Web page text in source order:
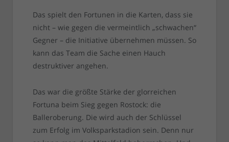
Das spielt den Fortunen in die Karten, dass sie
nicht – wie gegen die vermeintlich „schwachen“
Gegner – die Initiative übernehmen müssen. So
kann das Team die Sache einen Hauch
destruktiver angehen.
Das war die größte Stärke der glorreichen
Fortuna beim Sieg gegen Rostock: die
Balleroberung. Die wird auch der Schlüssel
zum Erfolg im Volksparkstadion sein. Denn nur